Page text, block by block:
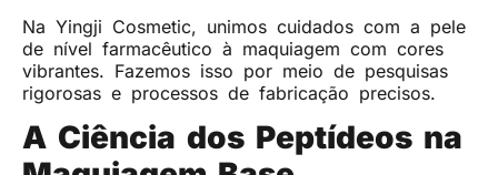
Na Yingji Cosmetic, unimos cuidados com a pele
de nível farmacêutico à maquiagem com cores
vibrantes. Fazemos isso por meio de pesquisas
rigorosas e processos de fabricação precisos.
A Ciência dos Peptídeos na